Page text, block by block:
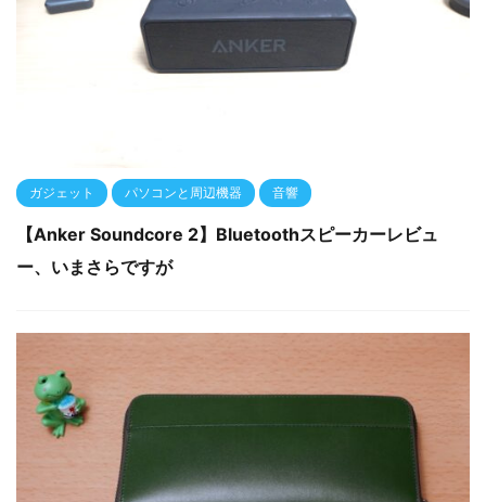
ガジェット パソコンと周辺機器 音響
【Anker Soundcore 2】Bluetoothスピーカーレビュ
ー、いまさらですが